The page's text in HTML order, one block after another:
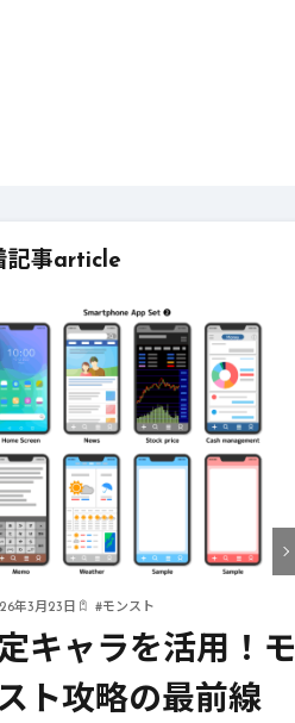
記事article
年3月23日 #モンスト
キャラを活用！モ
ト攻略の最前線